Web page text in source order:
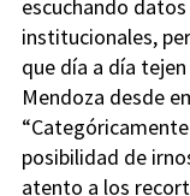
escuchando
institucionales,
que día a día
Mendoza desde
posibilidad de
atento a los